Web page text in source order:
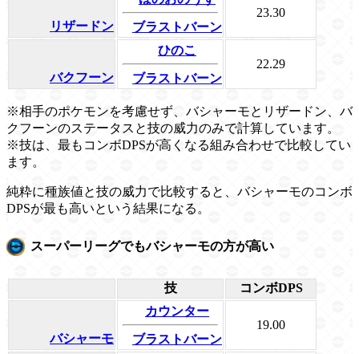
リザードン ブラストバーン
23.30
バクフーン
ひのこ
ブラストバーン
22.29
※相手のポケモンを考慮せず、バシャーモとリザードン、バ
クフーンのステータスと技の威力のみで計算しています。
※技は、最もコンボDPSが高くなる組み合わせで比較してい
ます。
純粋に種族値と技の威力で比較すると、バシャーモのコンボ
DPSが最も高いという結果になる。
スーパーリーグでもバシャーモの方が高い
技 コンボDPS
バシャーモ
カウンター
ブラストバーン
19.00